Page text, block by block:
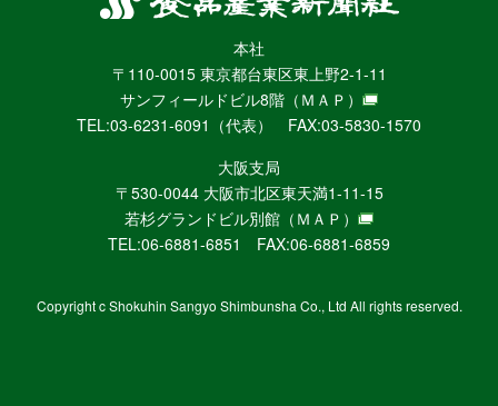
産
業
新
聞
社
ニ
ュ
ー
WEB
本社
〒110-0015 東京都台東区東上野2-1-11
サンフィールドビル8階 （ＭＡＰ）
TEL:03-6231-6091（代表） FAX:03-5830-1570
大阪支局
〒530-0044 大阪市北区東天満1-11-15
若杉グランドビル別館 （ＭＡＰ）
TEL:06-6881-6851 FAX:06-6881-6859
Copyright c Shokuhin Sangyo Shimbunsha Co., Ltd All rights reserved.